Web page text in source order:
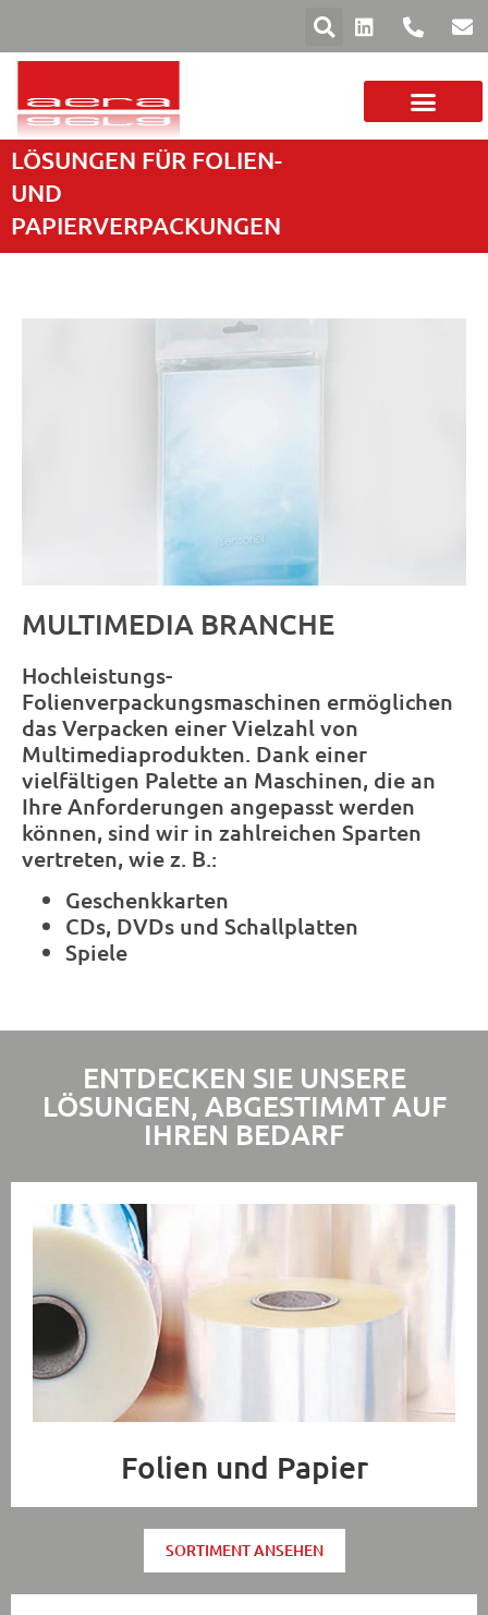
LÖSUNGEN FÜR FOLIEN-
UND
PAPIERVERPACKUNGEN
MULTIMEDIA BRANCHE
Hochleistungs-
Folienverpackungsmaschinen ermöglichen
das Verpacken einer Vielzahl von
Multimediaprodukten. Dank einer
vielfältigen Palette an Maschinen, die an
Ihre Anforderungen angepasst werden
können, sind wir in zahlreichen Sparten
vertreten, wie z. B.:
Geschenkkarten
CDs, DVDs und Schallplatten
Spiele
ENTDECKEN SIE UNSERE
LÖSUNGEN, ABGESTIMMT AUF
IHREN BEDARF
Folien und Papier
SORTIMENT ANSEHEN